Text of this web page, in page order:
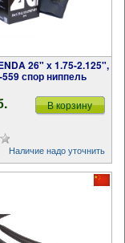
559 спор ниппель
В корзину
Наличие надо уточнить